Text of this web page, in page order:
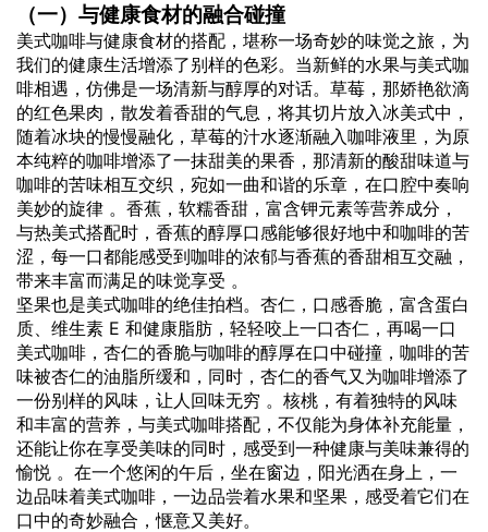
（一）与健康食材的融合碰撞
美式咖啡与健康食材的搭配，堪称一场奇妙的味觉之旅，为
我们的健康生活增添了别样的色彩。当新鲜的水果与美式咖
啡相遇，仿佛是一场清新与醇厚的对话。草莓，那娇艳欲滴
的红色果肉，散发着香甜的气息，将其切片放入冰美式中，
随着冰块的慢慢融化，草莓的汁水逐渐融入咖啡液里，为原
本纯粹的咖啡增添了一抹甜美的果香，那清新的酸甜味道与
咖啡的苦味相互交织，宛如一曲和谐的乐章，在口腔中奏响
美妙的旋律 。香蕉，软糯香甜，富含钾元素等营养成分，
与热美式搭配时，香蕉的醇厚口感能够很好地中和咖啡的苦
涩，每一口都能感受到咖啡的浓郁与香蕉的香甜相互交融，
带来丰富而满足的味觉享受 。
坚果也是美式咖啡的绝佳拍档。杏仁，口感香脆，富含蛋白
质、维生素 E 和健康脂肪，轻轻咬上一口杏仁，再喝一口
美式咖啡，杏仁的香脆与咖啡的醇厚在口中碰撞，咖啡的苦
味被杏仁的油脂所缓和，同时，杏仁的香气又为咖啡增添了
一份别样的风味，让人回味无穷 。核桃，有着独特的风味
和丰富的营养，与美式咖啡搭配，不仅能为身体补充能量，
还能让你在享受美味的同时，感受到一种健康与美味兼得的
愉悦 。在一个悠闲的午后，坐在窗边，阳光洒在身上，一
边品味着美式咖啡，一边品尝着水果和坚果，感受着它们在
口中的奇妙融合，惬意又美好。